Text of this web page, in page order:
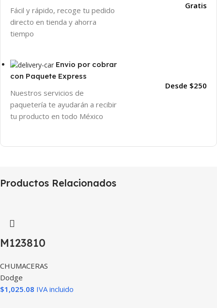
Fácil y rápido, recoge tu pedido
directo en tienda y ahorra
tiempo
Gratis
Envio por cobrar
con Paquete Express
Nuestros servicios de
paquetería te ayudarán a recibir
tu producto en todo México
Desde $250
Productos Relacionados
M123810
CHUMACERAS
Dodge
$1,025.08 IVA incluido